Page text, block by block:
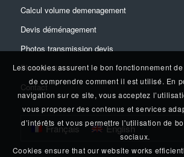
Calcul volume demenagement
Devis déménagement
Photos transmission devis
Plan du site
Contact
Français English
Les cookies assurent le bon fonctionnement
de comprendre comment il est utilisé. En
navigation sur ce site, vous acceptez
vous proposer des contenus et services
d’intérêts et vous permettre l'utilisation de
sociaux.
Cookies ensure that our website works